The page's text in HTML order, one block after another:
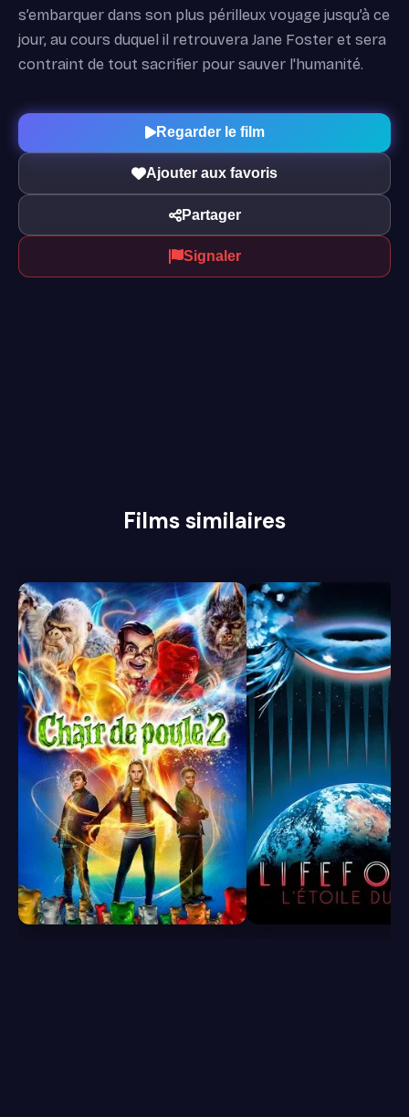
s’embarquer dans son plus périlleux voyage jusqu’à ce
jour, au cours duquel il retrouvera Jane Foster et sera
contraint de tout sacrifier pour sauver l'humanité.
Regarder le film
Ajouter aux favoris
Partager
Signaler
Films similaires
6.1 6.2